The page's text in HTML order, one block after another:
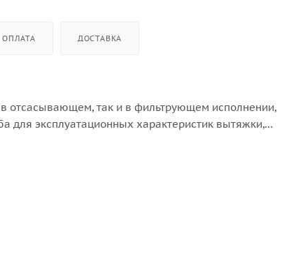
ОПЛАТА ДОСТАВКА
отсасывающем, так и в фильтрующем исполнении,
для эксплуатационных характеристик вытяжки,
включить ее достаточно легкого нажатия в